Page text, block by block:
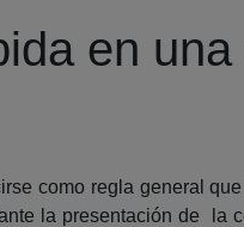
en
como regla general
la presentación de la